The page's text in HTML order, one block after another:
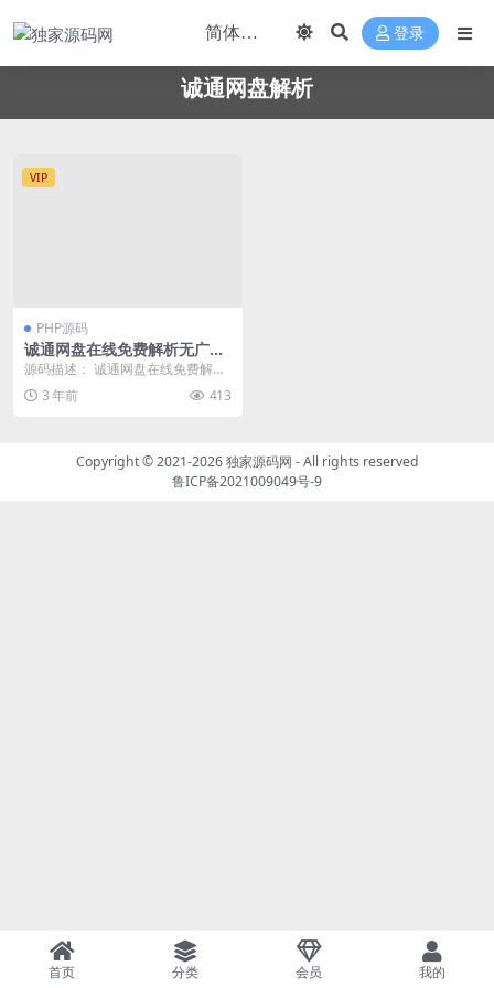
登录
诚通网盘解析
VIP
PHP源码
诚通网盘在线免费解析无广告
网站源码可高速下载
源码描述： 诚通网盘在线免费解析
无广告网站源码可高速下载。对于
用户来说，上传下载...
3 年前 413
Copyright © 2021-2026独家源码网 - All rights reserved
鲁ICP备2021009049号-9
首页 分类 会员 我的